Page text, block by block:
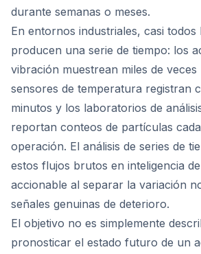
durante semanas o meses.
En entornos industriales, casi todos
producen una serie de tiempo: los
vibración muestrean miles de
sensores de temperatura registran
minutos y los laboratorios de
reportan conteos de partículas
operación. El análisis de series de
estos flujos brutos en inteligencia
accionable al separar la variación
señales genuinas de deterioro.
El objetivo no es simplemente
pronosticar el estado futuro de un